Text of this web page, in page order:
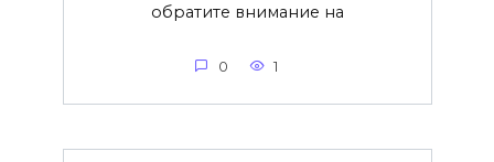
обратите внимание на
0 1